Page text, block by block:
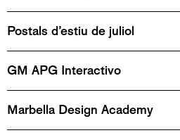
Postals d’estiu de juliol
GM APG Interactivo
Marbella Design Academy